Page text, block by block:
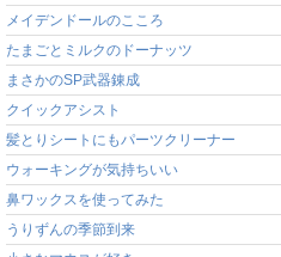
メイデンドールのこころ
たまごとミルクのドーナッツ
まさかのSP武器錬成
クイックアシスト
髪とりシートにもパーツクリーナー
ウォーキングが気持ちいい
鼻ワックスを使ってみた
うりずんの季節到来